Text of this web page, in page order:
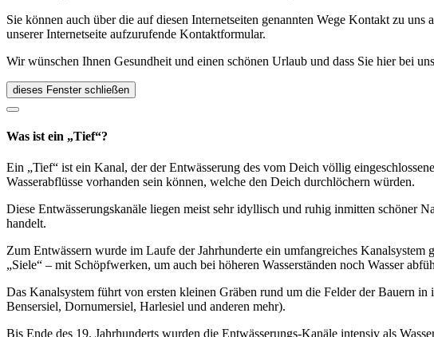
Sie können auch über die auf diesen Internetseiten genannten Wege Kontakt zu
unserer Internetseite aufzurufende Kontaktformular.
Wir wünschen Ihnen Gesundheit und einen schönen Urlaub und dass Sie hier bei
dieses Fenster schließen
Was ist ein „Tief“?
Ein „Tief“ ist ein Kanal, der der Entwässerung des vom Deich völlig
Wasserabflüsse vorhanden sein können, welche den Deich durchlöchern würden.
Diese Entwässerungskanäle liegen meist sehr idyllisch und ruhig inmitten schöner
handelt.
Zum Entwässern wurde im Laufe der Jahrhunderte ein umfangreiches
„Siele“ – mit Schöpfwerken, um auch bei höheren Wasserständen noch Wasser
Das Kanalsystem führt von ersten kleinen Gräben rund um die Felder der Bauern
Bensersiel, Dornumersiel, Harlesiel und anderen mehr).
Bis Ende des 19. Jahrhunderts wurden die Entwässerungs-Kanäle intensiv als